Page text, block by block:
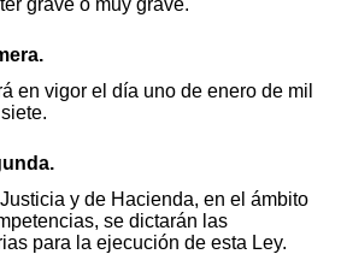
grave o muy grave.
en vigor el día uno de enero de mil
y de Hacienda, en el ámbito
se dictarán las
para la ejecución de esta Ley.